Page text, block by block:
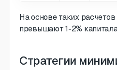
На основе таких
превышают 1-2%
Стратегии